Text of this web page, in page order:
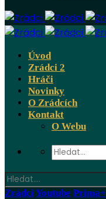
Úvod
Zrádci 2
Hráči
Novinky
O Zrádcích
Kontakt
O Webu
ZrádciYoutube Prima+